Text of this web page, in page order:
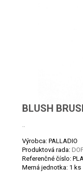
BLUSH
..
Výrobca: PALLADIO
Produktová rada:
Referenčné číslo:
Merná jednotka: 1 ks